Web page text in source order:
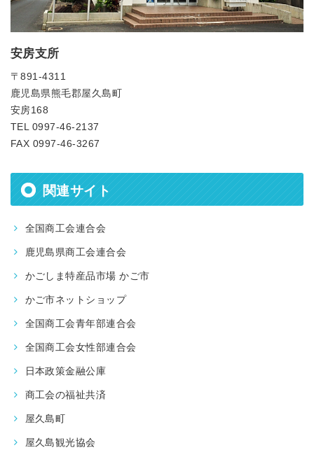
安房支所
〒891-4311
鹿児島県熊毛郡屋久島町
安房168
TEL 0997-46-2137
FAX 0997-46-3267
関連サイト
全国商工会連合会
鹿児島県商工会連合会
かごしま特産品市場 かご市
かご市ネットショップ
全国商工会青年部連合会
全国商工会女性部連合会
日本政策金融公庫
商工会の福祉共済
屋久島町
屋久島観光協会